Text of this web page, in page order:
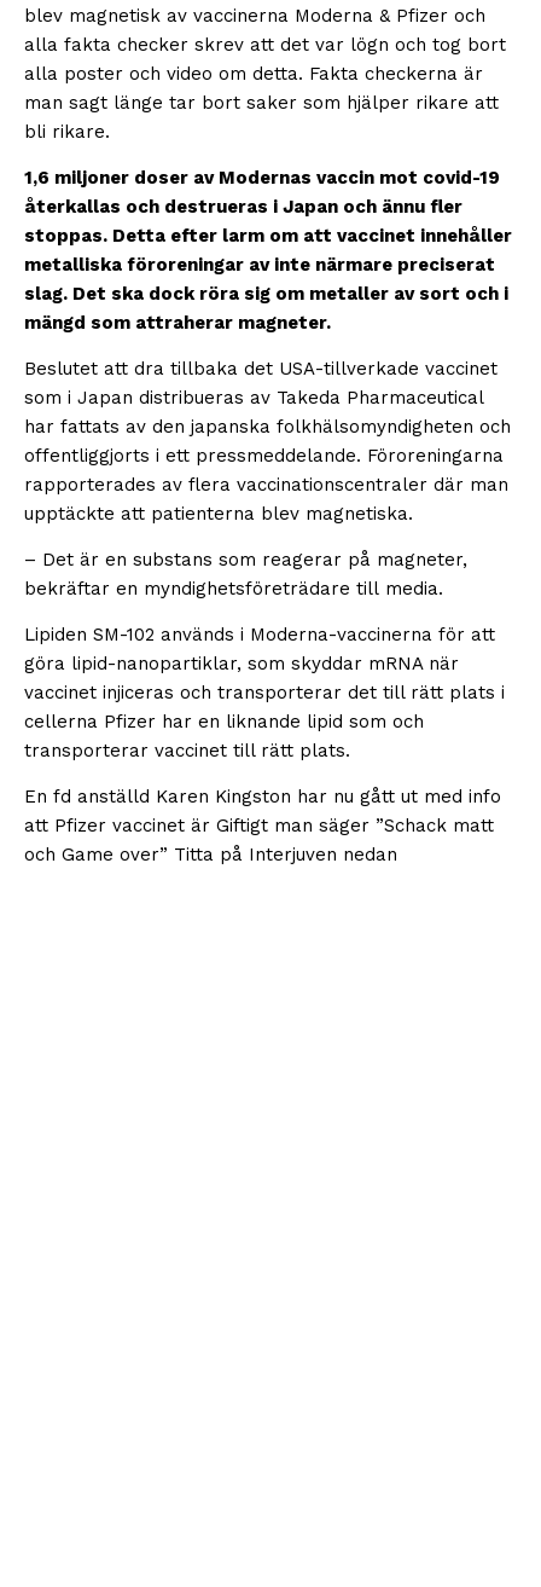
blev magnetisk av vaccinerna Moderna & Pfizer och
alla fakta checker skrev att det var lögn och tog bort
alla poster och video om detta. Fakta checkerna är
man sagt länge tar bort saker som hjälper rikare att
bli rikare.
1,6 miljoner doser av Modernas vaccin mot covid-19
återkallas och destrueras i Japan och ännu fler
stoppas. Detta efter larm om att vaccinet innehåller
metalliska föroreningar av inte närmare preciserat
slag. Det ska dock röra sig om metaller av sort och i
mängd som attraherar magneter.
Beslutet att dra tillbaka det USA-tillverkade vaccinet
som i Japan distribueras av Takeda Pharmaceutical
har fattats av den japanska folkhälsomyndigheten och
offentliggjorts i ett pressmeddelande. Föroreningarna
rapporterades av flera vaccinationscentraler där man
upptäckte att patienterna blev magnetiska.
– Det är en substans som reagerar på magneter,
bekräftar en myndighetsföreträdare till media.
Lipiden SM-102 används i Moderna-vaccinerna för att
göra lipid-nanopartiklar, som skyddar mRNA när
vaccinet injiceras och transporterar det till rätt plats i
cellerna Pfizer har en liknande lipid som och
transporterar vaccinet till rätt plats.
En fd anställd Karen Kingston har nu gått ut med info
att Pfizer vaccinet är Giftigt man säger ”Schack matt
och Game over” Titta på Interjuven nedan